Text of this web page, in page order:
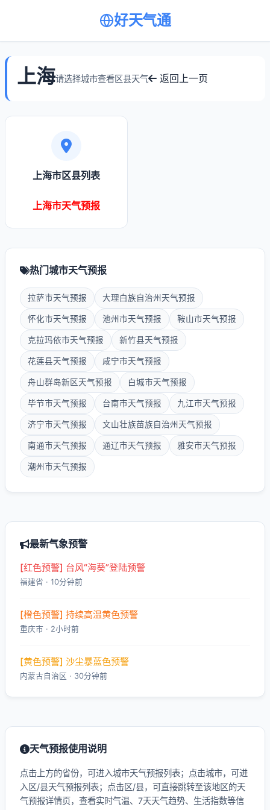
好天气通
上海请选择城市查看区县天气 返回上一页
上海市区县列表
上海市天气预报
热门城市天气预报
拉萨市天气预报 大理白族自治州天气预报
怀化市天气预报 池州市天气预报 鞍山市天气预报
克拉玛依市天气预报 新竹县天气预报
花莲县天气预报 咸宁市天气预报
舟山群岛新区天气预报 白城市天气预报
毕节市天气预报 台南市天气预报 九江市天气预报
济宁市天气预报 文山壮族苗族自治州天气预报
南通市天气预报 通辽市天气预报 雅安市天气预报
潮州市天气预报
最新气象预警
[红色预警] 台风“海葵”登陆预警
福建省 · 10分钟前
[橙色预警] 持续高温黄色预警
重庆市 · 2小时前
[黄色预警] 沙尘暴蓝色预警
内蒙古自治区 · 30分钟前
天气预报使用说明
点击上方的省份，可进入城市天气预报列表；点击城市，可进
入区/县天气预报列表；点击区/县，可直接跳转至该地区的天
气预报详情页，查看实时气温、7天天气趋势、生活指数等信